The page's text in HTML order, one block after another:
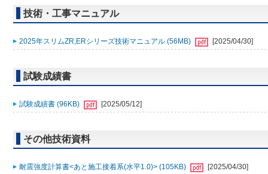
技術・工事マニュアル
2025年スリムZR,ERシリーズ技術マニュアル (56MB) [2025/04/30]
試験成績書
試験成績書 (96KB) [2025/05/12]
その他技術資料
耐震強度計算書<あと施工接着系(水平1.0)> (105KB)
[2025/04/30]